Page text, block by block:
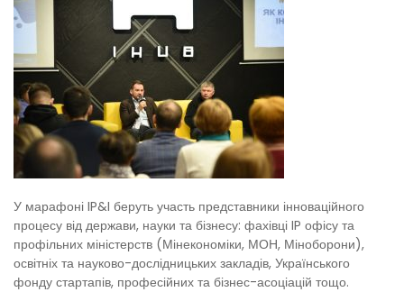
У марафоні IP&I беруть участь представники інноваційного
процесу від держави, науки та бізнесу: фахівці IP офісу та
профільних міністерств (Мінекономіки, МОН, Міноборони),
освітніх та науково-дослідницьких закладів, Українського
фонду стартапів, професійних та бізнес-асоціацій тощо.